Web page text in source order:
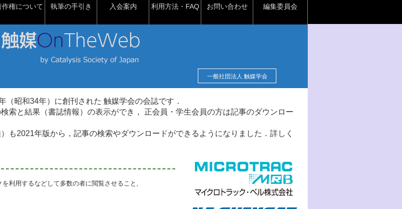
作権について 執筆の手引き 入会案内 利用方法・FAQ お問い合わせ 編集委員会
一般社団法人 触媒学会
（昭和34年）に創刊された 触媒学会の会誌です．
索と結果（書誌情報）の表示ができ， 正会員・学生会員の方は記事のダウンロー
も2021年版から，記事の検索やダウンロードができるようになりました．詳しく
利用するなどして多数の者に閲覧させること,